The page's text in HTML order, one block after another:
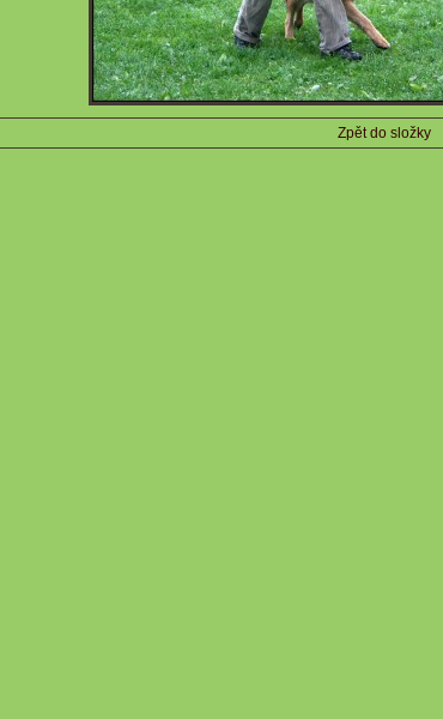
Zpět do složky